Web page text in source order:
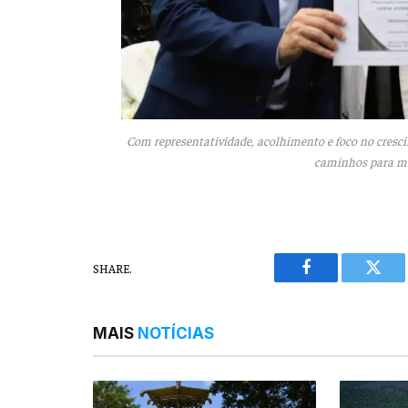
Com representatividade, acolhimento e foco no
caminhos para
SHARE.
Facebook
MAIS NOTÍCIAS